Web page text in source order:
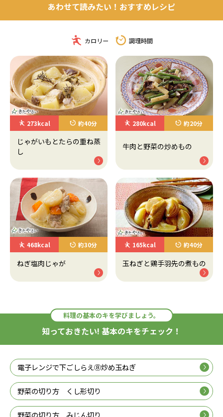
あわせて読みたい！おすすめレシピ
カロリー 調理時間
273kcal 約40分
じゃがいもとたらの重ね蒸
し
280kcal 約20分
牛肉と野菜の炒めもの
468kcal 約30分
ねぎ塩肉じゃが
165kcal 約40分
玉ねぎと鶏手羽先の煮もの
料理の基本のキを学びましょう。
知っておきたい! 基本のキをチェック！
電子レンジで下ごしらえ⑧炒め玉ねぎ
野菜の切り方 くし形切り
野菜の切り方 みじん切り